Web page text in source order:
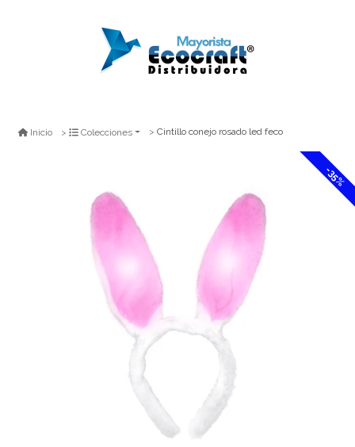
Inicio Colecciones Cintillo conejo rosado led feco
-35%